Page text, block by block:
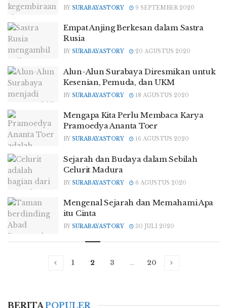
BY SURABAYASTORY 9 SEPTEMBER 2020
Empat Anjing Berkesan dalam Sastra
Rusia
BY SURABAYASTORY 20 AGUSTUS 2020
Alun-Alun Surabaya Diresmikan untuk
Kesenian, Pemuda, dan UKM
BY SURABAYASTORY 18 AGUSTUS 2020
Mengapa Kita Perlu Membaca Karya
Pramoedya Ananta Toer
BY SURABAYASTORY 16 AGUSTUS 2020
Sejarah dan Budaya dalam Sebilah
Celurit Madura
BY SURABAYASTORY 6 AGUSTUS 2020
Mengenal Sejarah dan Memahami Apa
itu Cinta
BY SURABAYASTORY 30 JULI 2020
1 2 3 … 20
BERITAPOPULER